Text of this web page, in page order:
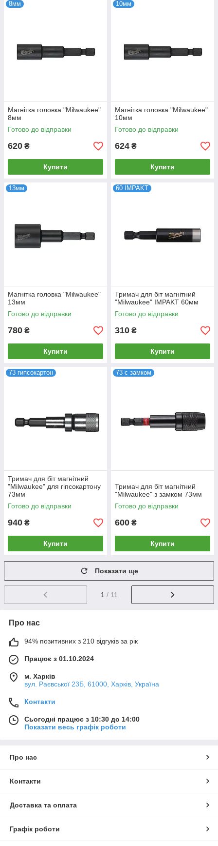
8мм
Магнітка головка "Milwaukee"
8мм
Готово до відправки
620 ₴
Купити
10мм
Магнітка головка "Milwaukee"
10мм
Готово до відправки
624 ₴
Купити
13мм
Магнітка головка "Milwaukee"
13мм
Готово до відправки
780 ₴
Купити
60 IMPAKT
Тримач для біт магнітний
"Milwaukee" IMPAKT 60мм
Готово до відправки
310 ₴
Купити
73 гипсокартон
Тримач для біт магнітний
"Milwaukee" для гіпсокартону
73мм
Готово до відправки
940 ₴
Купити
73 с замком
Тримач для біт магнітний
"Milwaukee" з замком 73мм
Готово до відправки
600 ₴
Купити
Показати ще
1 / 11
Про нас
94% позитивних з 210 відгуків за рік
Працює з 01.10.2024
м. Харків
вул. Раєвської 23Б, 61000, Харків, Україна
Контакти
Сьогодні працює з 10:30 до 14:00
Показати весь графік роботи
Про нас
Контакти
Доставка та оплата
Графік роботи